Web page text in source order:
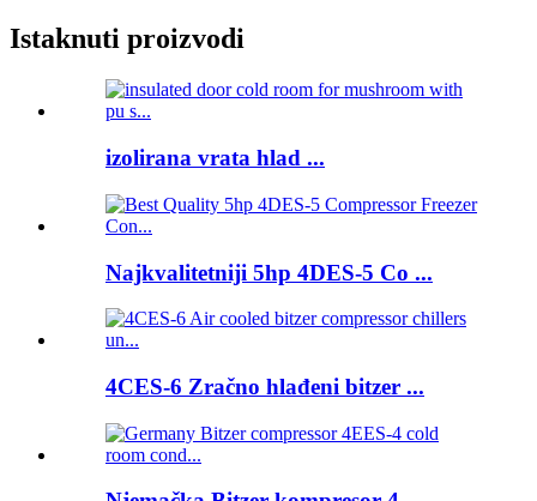
Istaknuti proizvodi
izolirana vrata hlad ...
Najkvalitetniji 5hp 4DES-5 Co ...
4CES-6 Zračno hlađeni bitzer ...